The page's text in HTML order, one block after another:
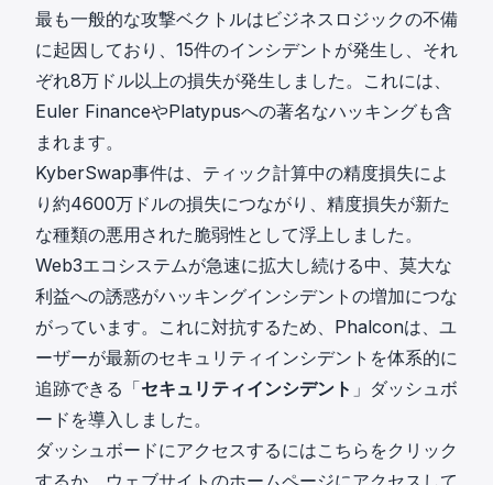
最も一般的な攻撃ベクトルはビジネスロジックの不備
に起因しており、15件のインシデントが発生し、それ
ぞれ8万ドル以上の損失が発生しました。これには、
Euler FinanceやPlatypusへの著名なハッキングも含
まれます。
KyberSwap事件は、ティック計算中の精度損失によ
り約4600万ドルの損失につながり、精度損失が新た
な種類の悪用された脆弱性として浮上しました。
Web3エコシステムが急速に拡大し続ける中、莫大な
利益への誘惑がハッキングインシデントの増加につな
がっています。これに対抗するため、Phalconは、ユ
ーザーが最新のセキュリティインシデントを体系的に
追跡できる「セキュリティインシデント 」ダッシュボ
ードを導入しました。
ダッシュボードにアクセスするにはこちら をクリック
するか、ウェブサイトのホームページにアクセスして